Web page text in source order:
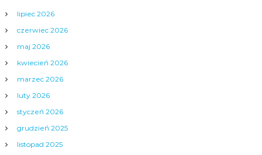
lipiec 2026
czerwiec 2026
maj 2026
kwiecień 2026
marzec 2026
luty 2026
styczeń 2026
grudzień 2025
listopad 2025